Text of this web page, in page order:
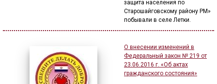
защита населения по
Старошайговскому району РМ»
побывали в селе Летки.
О внесении изменений в
Федеральный закон № 219 от
23.06.2016 г. «Об актах
гражданского состояния»